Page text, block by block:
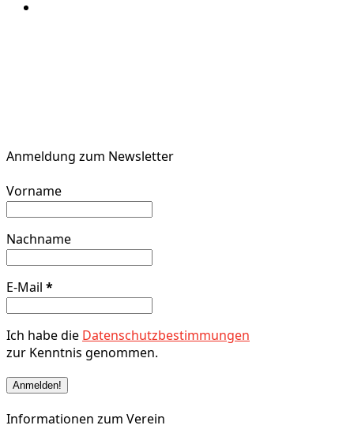
Anmeldung zum Newsletter
Vorname
Nachname
E-Mail *
Ich habe die Datenschutzbestimmungen
zur Kenntnis genommen.
Informationen zum Verein